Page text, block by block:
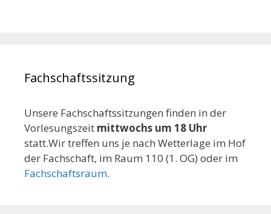
Fachschaftssitzung
Unsere Fachschaftssitzungen finden in der
Vorlesungszeit mittwochs um 18 Uhr
statt.Wir treffen uns je nach Wetterlage im Hof
der Fachschaft, im Raum 110 (1. OG) oder im
Fachschaftsraum.